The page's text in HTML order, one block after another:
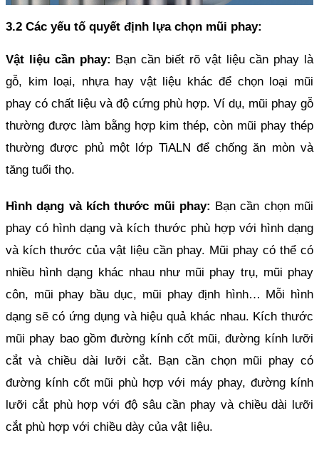
3.2 Các yếu tố quyết định lựa chọn mũi phay:
Vật liệu cần phay: Bạn cần biết rõ vật liệu cần phay là
gỗ, kim loại, nhựa hay vật liệu khác để chọn loại mũi
phay có chất liệu và độ cứng phù hợp. Ví dụ, mũi phay gỗ
thường được làm bằng hợp kim thép, còn mũi phay thép
thường được phủ một lớp TiALN để chống ăn mòn và
tăng tuổi thọ.
Hình dạng và kích thước mũi phay: Bạn cần chọn mũi
phay có hình dạng và kích thước phù hợp với hình dạng
và kích thước của vật liệu cần phay. Mũi phay có thể có
nhiều hình dạng khác nhau như mũi phay trụ, mũi phay
côn, mũi phay bầu dục, mũi phay định hình… Mỗi hình
dạng sẽ có ứng dụng và hiệu quả khác nhau. Kích thước
mũi phay bao gồm đường kính cốt mũi, đường kính lưỡi
cắt và chiều dài lưỡi cắt. Bạn cần chọn mũi phay có
đường kính cốt mũi phù hợp với máy phay, đường kính
lưỡi cắt phù hợp với độ sâu cần phay và chiều dài lưỡi
cắt phù hợp với chiều dày của vật liệu.